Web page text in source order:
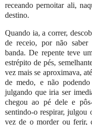
receando pernoitar ali,
destino.
Quando ia, a correr,
de receio, por não saber
banda. De repente teve
estrépito de pés,
vez mais se aproximava,
de medo, e não
julgando que iria ser
chegou ao pé dele e
sentindo-o respirar, julgou
vez de o morder ou ferir,